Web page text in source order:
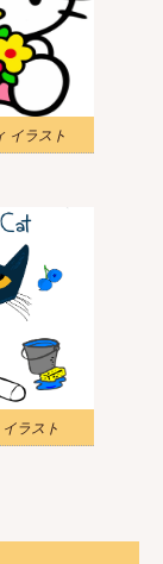
イラスト
ラスト